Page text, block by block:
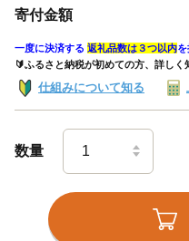
寄付金額
一度に決済する 返礼品数は３つ以内を
🔰ふるさと納税が初めての方、詳しく
仕組みについて知る
数量